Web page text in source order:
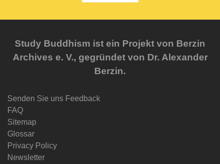
Study Buddhism ist ein Projekt von Berzin
Archives e. V., gegründet von Dr. Alexander
Berzin.
Senden Sie uns Feedback
FAQ
Sitemap
Glossar
Privacy Policy
Newsletter